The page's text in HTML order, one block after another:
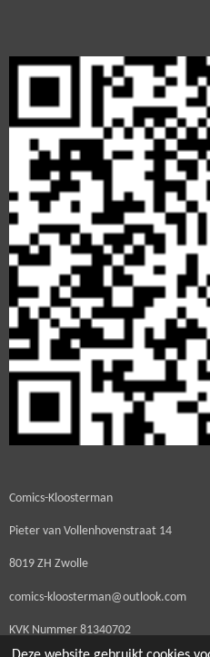
Comics-Kloosterman
Pieter van Vollenhovenstraat 14
8019 ZH Zwolle
comics-kloosterman@outlook.com
KVK Nummer 81340702